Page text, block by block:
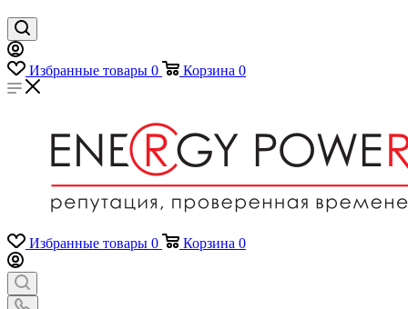
Избранные товары 0 Корзина 0
Избранные товары 0 Корзина 0